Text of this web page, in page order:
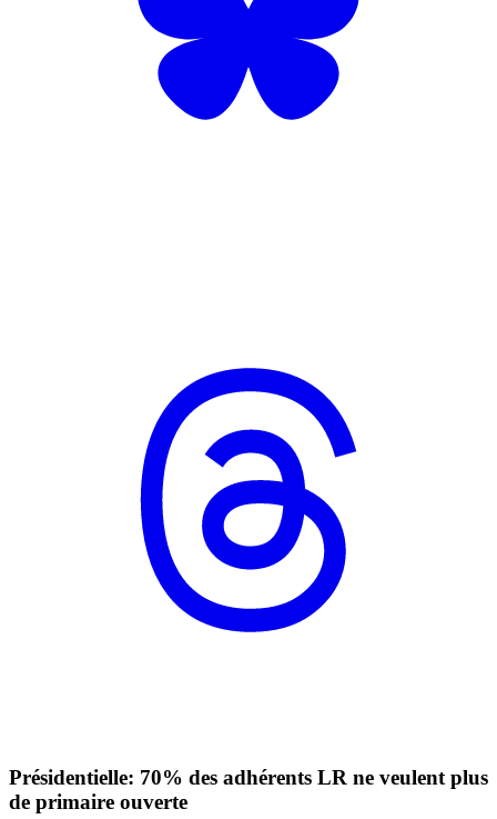
Présidentielle: 70% des adhérents LR ne veulent plus
de primaire ouverte